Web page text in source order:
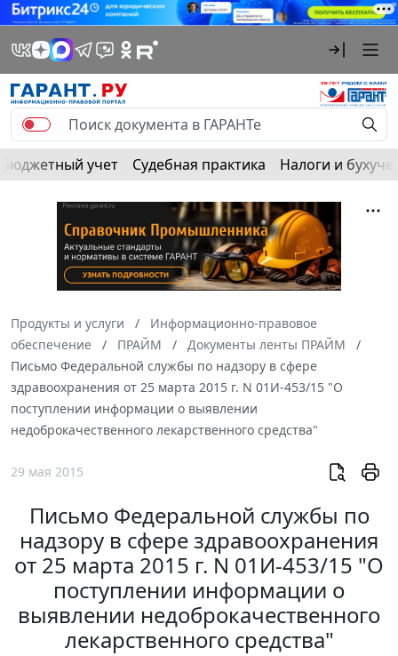
Бюджетный учет Судебная практика Налоги и
Продукты и услуги
Информационно-правовое
обеспечение
ПРАЙМ
Документы ленты ПРАЙМ
Письмо Федеральной службы по надзору в сфере
здравоохранения от 25 марта 2015 г. N 01И-453/15 "О
поступлении информации о выявлении
недоброкачественного лекарственного средства"
29 мая 2015
Письмо Федеральной службы по
надзору в сфере здравоохранения
от 25 марта 2015 г. N 01И-453/15 "О
поступлении информации о
выявлении недоброкачественного
лекарственного средства"